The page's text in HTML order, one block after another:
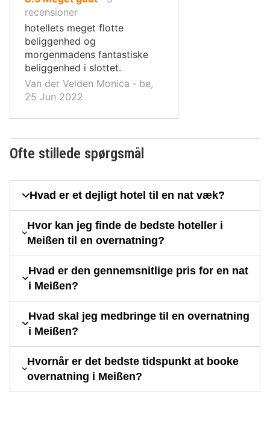
af
10,
recensioner
hotellets meget flotte
beliggenhed og
morgenmadens fantastiske
beliggenhed i slottet.
Van der Velden Monica ‐ be,
25 Jun 2022
Ofte stillede spørgsmål
Hvad er et dejligt hotel til en nat væk?
Hvor kan jeg finde de bedste hoteller i
Meißen til en overnatning?
Hvad er den gennemsnitlige pris for en nat
i Meißen?
Hvad skal jeg medbringe til en overnatning
i Meißen?
Hvornår er det bedste tidspunkt at booke
overnatning i Meißen?